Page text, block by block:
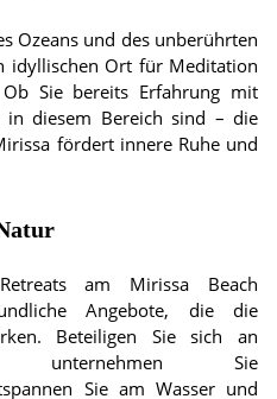
Ozeans und des unberührten
idyllischen Ort für Meditation
Sie bereits Erfahrung mit
diesem Bereich sind – die
fördert innere Ruhe und
am Mirissa Beach
Angebote, die die
Beteiligen Sie sich an
unternehmen Sie
Sie am Wasser und